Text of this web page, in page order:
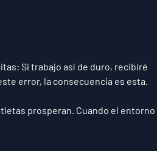
Si trabajo así de duro, recibiré
error, la consecuencia es esta.
prosperan. Cuando el entorno